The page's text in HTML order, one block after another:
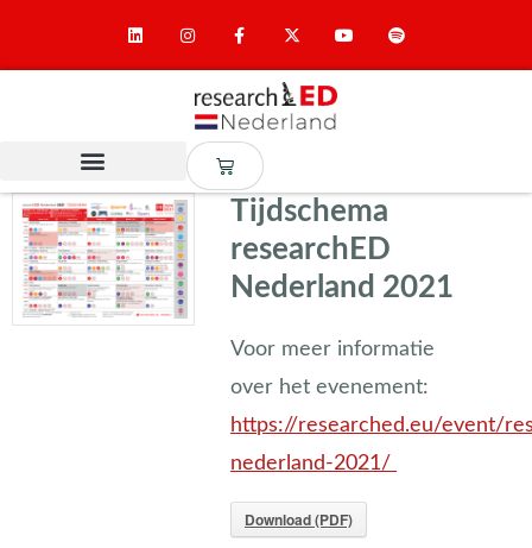
Tijdschema
researchED
Nederland 2021
Voor meer informatie
over het evenement:
https://researched.eu/event/
nederland-2021/
Download (PDF)